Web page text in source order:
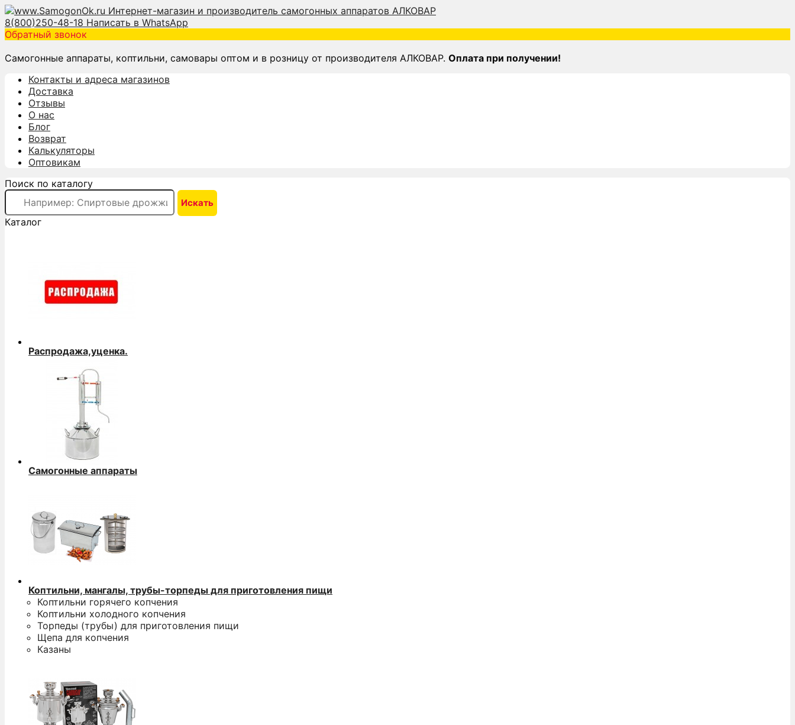
8(800)250-48-18 Написать в WhatsApp
Обратный звонок
Самогонные аппараты, коптильни, самовары оптом и в розницу от производителя АЛКОВАР. Оплата при получении!
Контакты и адреса магазинов
Доставка
Отзывы
О нас
Блог
Возврат
Калькуляторы
Оптовикам
Поиск по каталогу
Каталог
Распродажа,уценка.
Самогонные аппараты
Коптильни, мангалы, трубы-торпеды для приготовления пищи
Коптильни горячего копчения
Коптильни холодного копчения
Торпеды (трубы) для приготовления пищи
Щепа для копчения
Казаны